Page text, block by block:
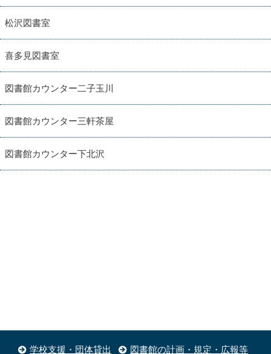
松沢図書室
喜多見図書室
図書館カウンター二子玉川
図書館カウンター三軒茶屋
図書館カウンター下北沢
学校支援・団体貸出 図書館の計画・規定・広報等